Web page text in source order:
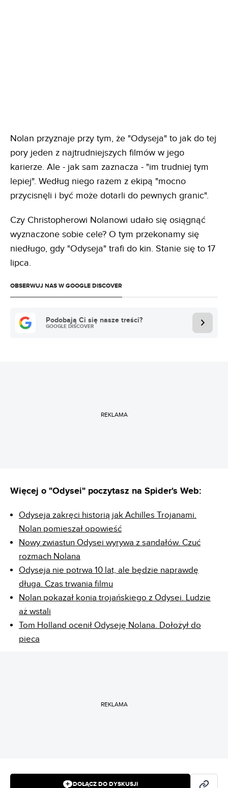
Nolan przyznaje przy tym, że "Odyseja" to jak do tej
pory jeden z najtrudniejszych filmów w jego
karierze. Ale - jak sam zaznacza - "im trudniej tym
lepiej". Według niego razem z ekipą "mocno
przycisnęli i być może dotarli do pewnych granic".
Czy Christopherowi Nolanowi udało się osiągnąć
wyznaczone sobie cele? O tym przekonamy się
niedługo, gdy "Odyseja" trafi do kin. Stanie się to 17
lipca.
OBSERWUJ NAS W GOOGLE DISCOVER
Podobają Ci się nasze treści?
GOOGLE DISCOVER
REKLAMA
Więcej o "Odysei" poczytasz na Spider's Web:
Odyseja zakręci historią jak Achilles Trojanami.
Nolan pomieszał opowieść
Nowy zwiastun Odysei wyrywa z sandałów. Czuć
rozmach Nolana
Odyseja nie potrwa 10 lat, ale będzie naprawdę
długa. Czas trwania filmu
Nolan pokazał konia trojańskiego z Odysei. Ludzie
aż wstali
Tom Holland ocenił Odyseję Nolana. Dołożył do
pieca
REKLAMA
DOŁĄCZ DO DYSKUSJI